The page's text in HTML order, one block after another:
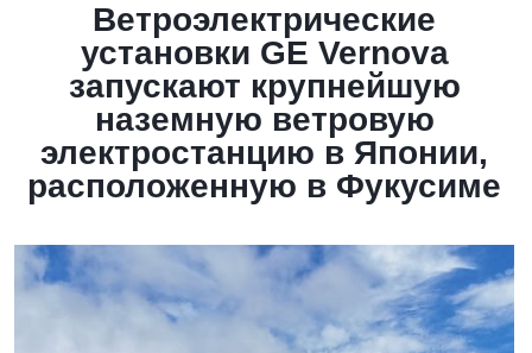
Ветроэлектрические
установки GE Vernova
запускают крупнейшую
наземную ветровую
электростанцию в Японии,
расположенную в Фукусиме